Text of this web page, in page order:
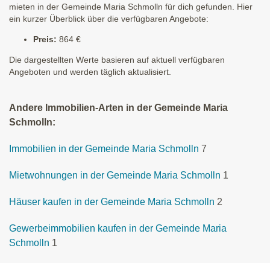
mieten in der Gemeinde Maria Schmolln für dich gefunden. Hier
ein kurzer Überblick über die verfügbaren Angebote:
Preis: 864 €
Die dargestellten Werte basieren auf aktuell verfügbaren
Angeboten und werden täglich aktualisiert.
Andere Immobilien-Arten in der Gemeinde Maria
Schmolln:
Immobilien in der Gemeinde Maria Schmolln 7
Mietwohnungen in der Gemeinde Maria Schmolln 1
Häuser kaufen in der Gemeinde Maria Schmolln 2
Gewerbeimmobilien kaufen in der Gemeinde Maria
Schmolln 1